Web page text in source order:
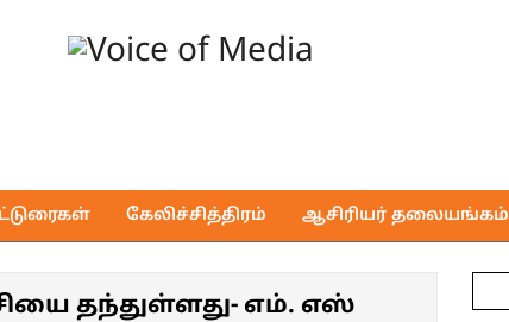
of
Media
கேலிச்சித்திரம் ஆசிரியர் தலையங்கம்
தந்துள்ளது- எம். எஸ்